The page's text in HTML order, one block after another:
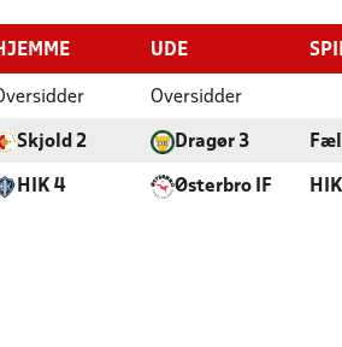
UDE
Oversidder
Skjold 2 Dragør 3
HIK 4 Østerbro IF HIK